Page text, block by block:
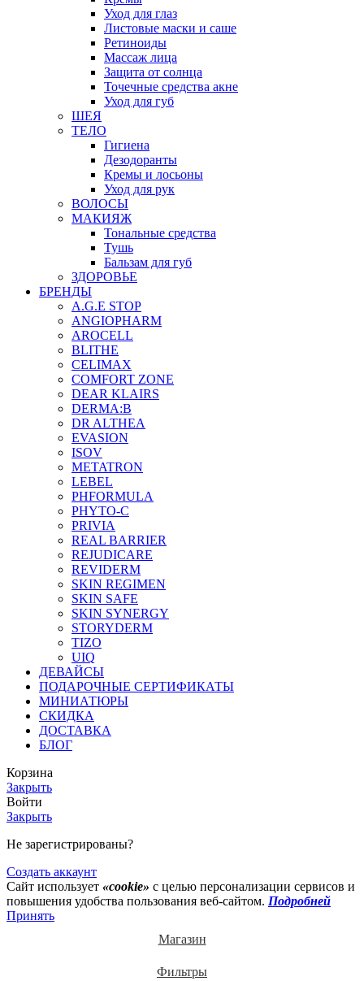
Уход для глаз
Листовые маски и саше
Ретиноиды
Массаж лица
Защита от солнца
Точечные средства акне
Уход для губ
ШЕЯ
ТЕЛО
Гигиена
Дезодоранты
Кремы и лосьоны
Уход для рук
ВОЛОСЫ
МАКИЯЖ
Тональные средства
Тушь
Бальзам для губ
ЗДОРОВЬЕ
БРЕНДЫ
A.G.E STOP
ANGIOPHARM
AROCELL
BLITHE
CELIMAX
COMFORT ZONE
DEAR KLAIRS
DERMA:B
DR ALTHEA
EVASION
ISOV
METATRON
LEBEL
PHFORMULA
PHYTO-C
PRIVIA
REAL BARRIER
REJUDICARE
REVIDERM
SKIN REGIMEN
SKIN SAFE
SKIN SYNERGY
STORYDERM
TIZO
UIQ
ДЕВАЙСЫ
ПОДАРОЧНЫЕ СЕРТИФИКАТЫ
МИНИАТЮРЫ
СКИДКА
ДОСТАВКА
БЛОГ
Корзина
Закрыть
Войти
Закрыть
Не зарегистрированы?
Создать аккаунт
Сайт использует «cookie» с целью персонализации сервисов и
повышения удобства пользования веб-сайтом. Подробней
Принять
Магазин
Фильтры